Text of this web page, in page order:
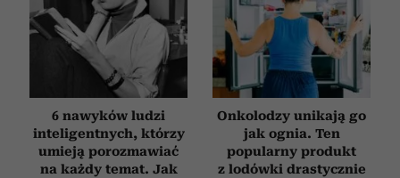
6 nawyków ludzi
inteligentnych, którzy
umieją porozmawiać
na każdy temat. Jak
Onkolodzy unikają go
jak ognia. Ten
popularny produkt
z lodówki drastycznie